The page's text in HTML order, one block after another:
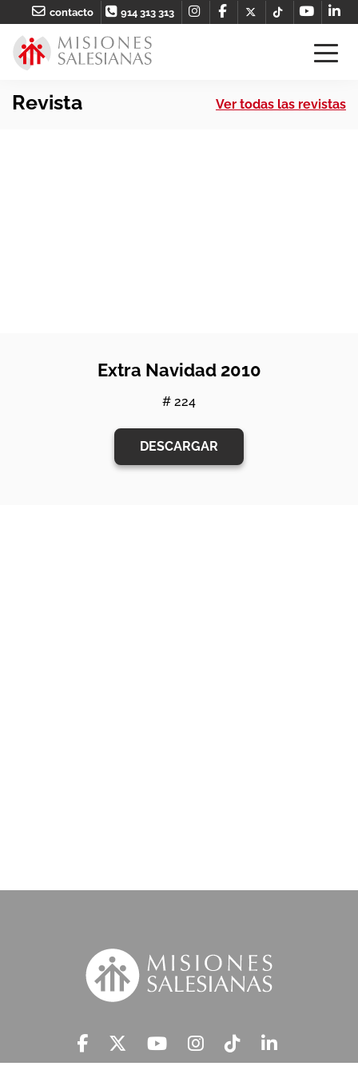
contacto 914 313 313
Revista Ver todas las revistas
Extra Navidad 2010
# 224
DESCARGAR